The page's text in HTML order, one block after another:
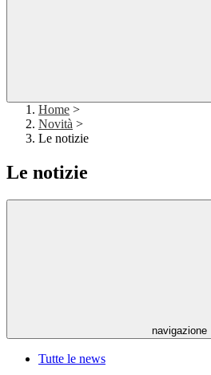
Home >
Novità >
Le notizie
Le notizie
navigazione
Tutte le news